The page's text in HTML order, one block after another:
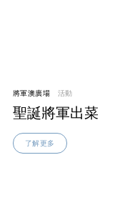
將軍澳廣場 活動
聖誕將軍出菜
了解更多